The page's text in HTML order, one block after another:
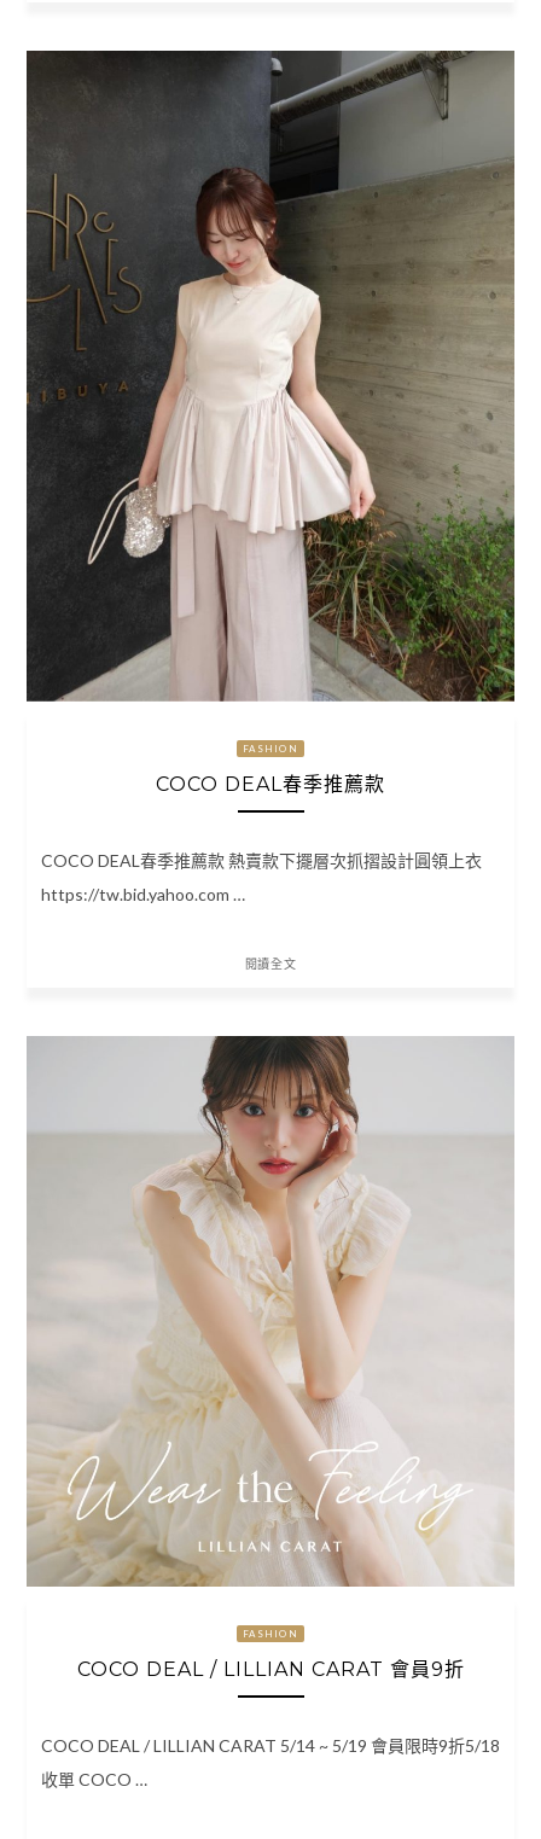
FASHION
COCO DEAL春季推薦款
COCO DEAL春季推薦款 熱賣款下擺層次抓摺設計圓領上衣
https://tw.bid.yahoo.com …
閱讀全文
FASHION
COCO DEAL / LILLIAN CARAT 會員9折
COCO DEAL / LILLIAN CARAT 5/14 ~ 5/19 會員限時9折5/18
收單 COCO …